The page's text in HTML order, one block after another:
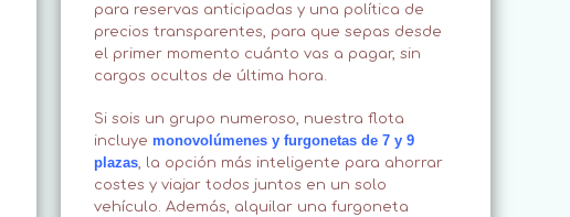
para reservas anticipadas y una política de
precios transparentes, para que sepas desde
el primer momento cuánto vas a pagar, sin
cargos ocultos de última hora.
Si sois un grupo numeroso, nuestra flota
incluye monovolúmenes y furgonetas de 7 y 9
plazas, la opción más inteligente para ahorrar
costes y viajar todos juntos en un solo
vehículo. Además, alquilar una furgoneta